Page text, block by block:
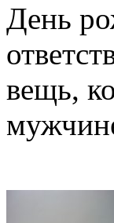
День
вещь,